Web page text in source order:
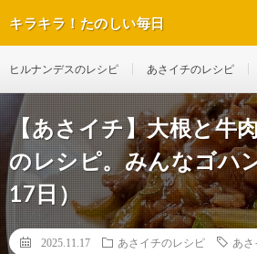
キラキラ！たのしい毎日
ヒルナンデスのレシピ あさイチのレシピ
【あさイチ】大根と牛
のレシピ。みんなゴハ
17日）
2025.11.17 あさイチのレシピ あさ